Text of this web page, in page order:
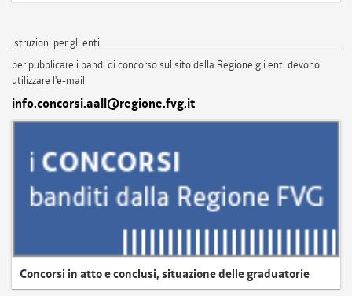
istruzioni per gli enti
per pubblicare i bandi di concorso sul sito della Regione gli enti devono
utilizzare l'e-mail
info.concorsi.aall@regione.fvg.it
Concorsi in atto e conclusi, situazione delle graduatorie